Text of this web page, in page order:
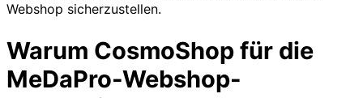
Webshop sicherzustellen.
Warum CosmoShop für die
MeDaPro-Webshop-